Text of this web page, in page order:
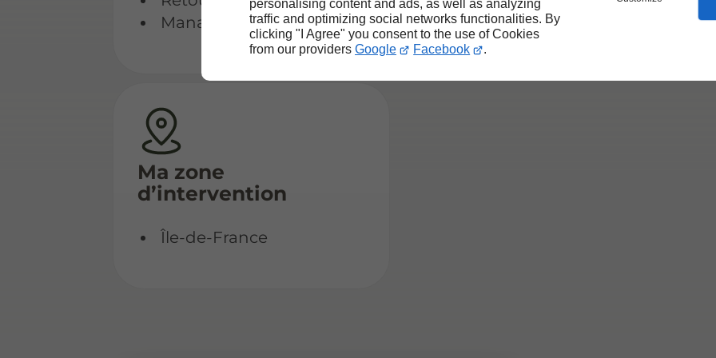
personalising content and ads, as well as analyzing
traffic and optimizing social networks functionalities. By
clicking "I Agree" you consent to the use of Cookies
from our providers Google Facebook .
Management intérimaire
Ma zone
d’intervention
Île-de-France